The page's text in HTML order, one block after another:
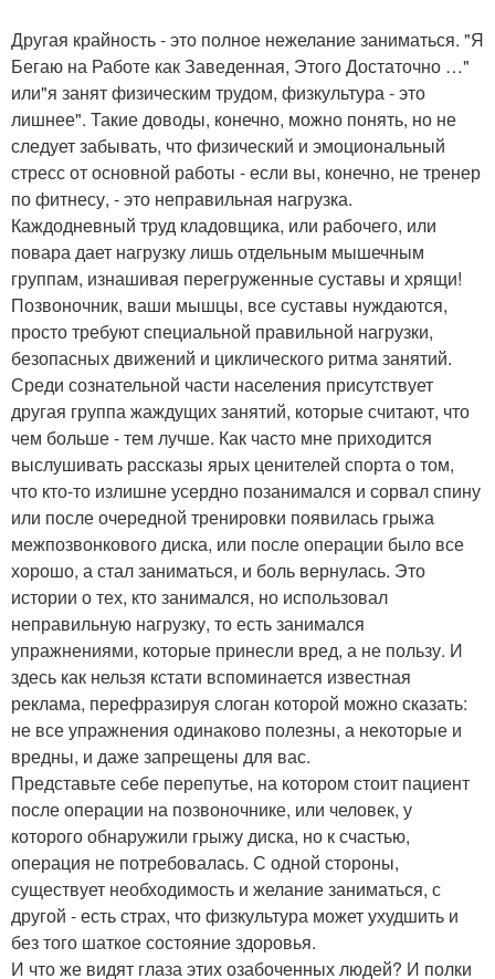
Другая крайность - это полное нежелание заниматься. "Я
Бегаю на Работе как Заведенная, Этого Достаточно …"
или"я занят физическим трудом, физкультура - это
лишнее". Такие доводы, конечно, можно понять, но не
следует забывать, что физический и эмоциональный
стресс от основной работы - если вы, конечно, не тренер
по фитнесу, - это неправильная нагрузка.
Каждодневный труд кладовщика, или рабочего, или
повара дает нагрузку лишь отдельным мышечным
группам, изнашивая перегруженные суставы и хрящи!
Позвоночник, ваши мышцы, все суставы нуждаются,
просто требуют специальной правильной нагрузки,
безопасных движений и циклического ритма занятий.
Среди сознательной части населения присутствует
другая группа жаждущих занятий, которые считают, что
чем больше - тем лучше. Как часто мне приходится
выслушивать рассказы ярых ценителей спорта о том,
что кто-то излишне усердно позанимался и сорвал спину
или после очередной тренировки появилась грыжа
межпозвонкового диска, или после операции было все
хорошо, а стал заниматься, и боль вернулась. Это
истории о тех, кто занимался, но использовал
неправильную нагрузку, то есть занимался
упражнениями, которые принесли вред, а не пользу. И
здесь как нельзя кстати вспоминается известная
реклама, перефразируя слоган которой можно сказать:
не все упражнения одинаково полезны, а некоторые и
вредны, и даже запрещены для вас.
Представьте себе перепутье, на котором стоит пациент
после операции на позвоночнике, или человек, у
которого обнаружили грыжу диска, но к счастью,
операция не потребовалась. С одной стороны,
существует необходимость и желание заниматься, с
другой - есть страх, что физкультура может ухудшить и
без того шаткое состояние здоровья.
И что же видят глаза этих озабоченных людей? И полки